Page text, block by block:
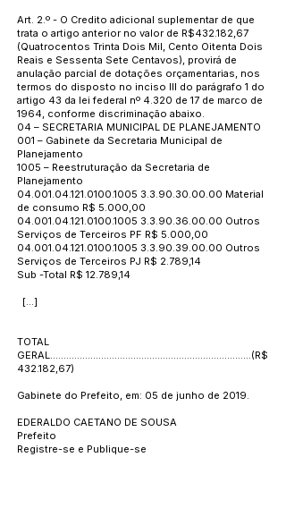
Art. 2.º - O Credito adicional suplementar de que
trata o artigo anterior no valor de R$432.182,67
(Quatrocentos Trinta Dois Mil, Cento Oitenta Dois
Reais e Sessenta Sete Centavos), provirá de
anulação parcial de dotações orçamentarias, nos
termos do disposto no inciso III do parágrafo 1 do
artigo 43 da lei federal nº 4.320 de 17 de marco de
1964, conforme discriminação abaixo.
04 – SECRETARIA MUNICIPAL DE PLANEJAMENTO
001 – Gabinete da Secretaria Municipal de
Planejamento
1005 – Reestruturação da Secretaria de
Planejamento
04.001.04.121.0100.1005 3.3.90.30.00.00 Material
de consumo R$ 5.000,00
04.001.04.121.0100.1005 3.3.90.36.00.00 Outros
Serviços de Terceiros PF R$ 5.000,00
04.001.04.121.0100.1005 3.3.90.39.00.00 Outros
Serviços de Terceiros PJ R$ 2.789,14
Sub -Total R$ 12.789,14
[...]
TOTAL
GERAL...........................................................................(R$
432.182,67)
Gabinete do Prefeito, em: 05 de junho de 2019.
EDERALDO CAETANO DE SOUSA
Prefeito
Registre-se e Publique-se